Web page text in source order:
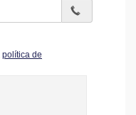
política de